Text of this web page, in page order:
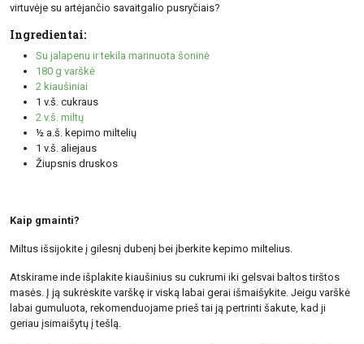
virtuvėje su artėjančio savaitgalio pusryčiais?
Ingredientai:
Su jalapenu ir tekila marinuota šoninė
180 g varškė
2 kiaušiniai
1 v.š. cukraus
2 v.š. miltų
½ a.š. kepimo miltelių
1 v.š. aliejaus
Žiupsnis druskos
Kaip gmainti?
Miltus išsijokite į gilesnį dubenį bei įberkite kepimo miltelius.
Atskirame inde išplakite kiaušinius su cukrumi iki gelsvai baltos tirštos
masės. Į ją sukrėskite varškę ir viską labai gerai išmaišykite. Jeigu varškė
labai gumuluota, rekomenduojame prieš tai ją pertrinti šakute, kad ji
geriau įsimaišytų į tešlą.